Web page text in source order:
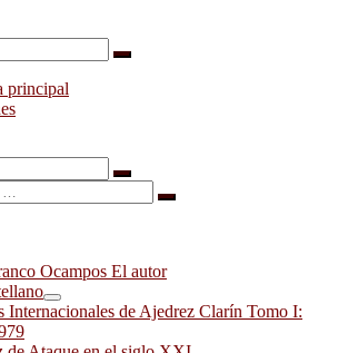
Buscar
Buscar
Buscar
Ocampos El autor
Internacionales de Ajedrez Clarín Tomo I: